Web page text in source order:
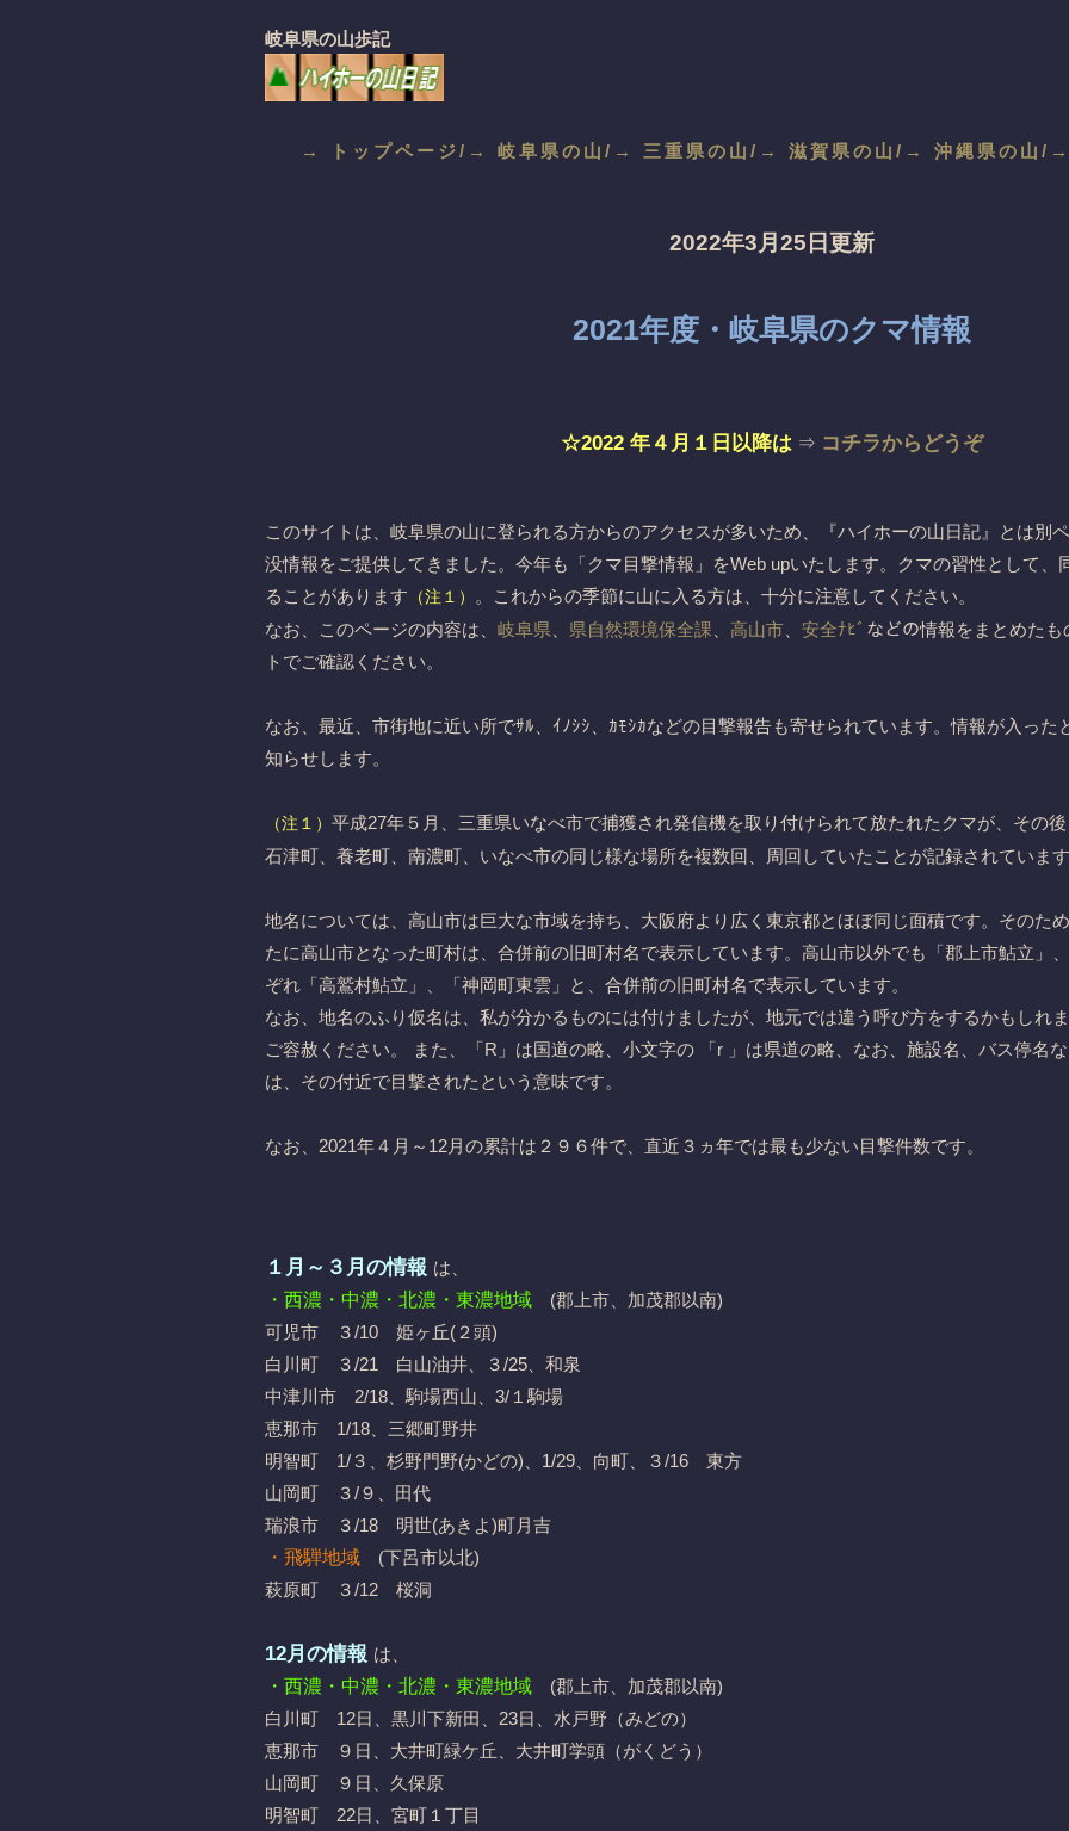
岐阜県の山歩記
→ トップページ/ → 岐阜県の山/ → 三重県の山/ → 滋賀県の山/ → 沖縄県の山/
2022年3月25日更新
2021年度・岐阜県のクマ情報
☆2022 年４月１日以降は ⇒ コチラからどうぞ
このサイトは、岐阜県の山に登られる方からのアクセスが多いため、『ハイホーの山日記』とは別
没情報をご提供してきました。今年も「クマ目撃情報」をWeb upいたします。クマの習性として、
ることがあります （注１）
。これからの季節に山に入る方は、十分に注意してください。
なお、このページの内容は、 岐阜県 県自然環境保全課 高山市 安全ﾅﾋﾞ などの情報をまとめた
トでご確認ください。
なお、最近、市街地に近い所でｻﾙ、ｲﾉｼｼ、ｶﾓｼｶなどの目撃報告も寄せられています。情報が入った
知らせします。
（注１） 平成27年５月、三重県いなべ市で捕獲され発信機を取り付けられて放たれたクマが、その
石津町、養老町、南濃町、いなべ市の同じ様な場所を複数回、周回していたことが記録されていま
地名については、高山市は巨大な市域を持ち、大阪府より広く東京都とほぼ同じ面積です。そのた
たに高山市となった町村は、合併前の旧町村名で表示しています。高山市以外でも「郡上市鮎立」
ぞれ「高鷲村鮎立」、「神岡町東雲」と、合併前の旧町村名で表示しています。
なお、地名のふり仮名は、私が分かるものには付けましたが、地元では違う呼び方をするかもしれ
ご容赦ください。 また、「R」は国道の略、小文字の 「r 」は県道の略、なお、施設名、バス停名
は、その付近で目撃されたという意味です。
なお、2021年４月～12月の累計は２９６件で、直近３ヵ年では最も少ない目撃件数です。
１月～３月の情報 は、
・西濃・中濃・北濃・東濃地域 (郡上市、加茂郡以南)
可児市 ３/10 姫ヶ丘(２頭)
白川町 ３/21 白山油井、３/25、和泉
中津川市 2/18、駒場西山、3/１駒場
恵那市 1/18、三郷町野井
明智町 1/３、杉野門野(かどの)、1/29、向町、３/16 東方
山岡町 ３/９、田代
瑞浪市 ３/18 明世(あきよ)町月吉
・飛騨地域 (下呂市以北)
萩原町 ３/12 桜洞
12月の情報 は、
・西濃・中濃・北濃・東濃地域 (郡上市、加茂郡以南)
白川町 12日、黒川下新田、23日、水戸野（みどの）
恵那市 ９日、大井町緑ケ丘、大井町学頭（がくどう）
山岡町 ９日、久保原
明智町 22日、宮町１丁目